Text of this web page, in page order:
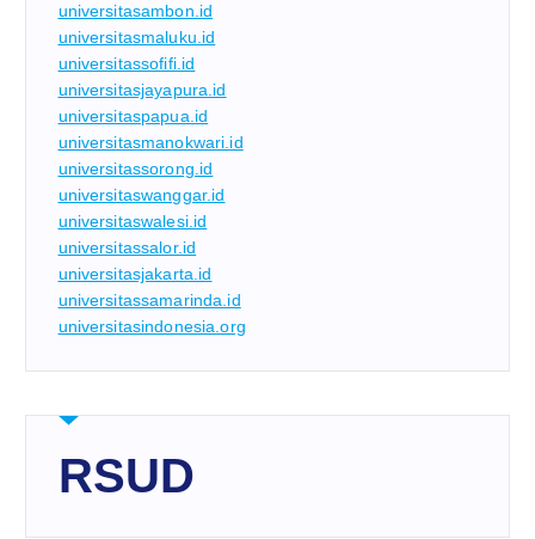
universitasambon.id
universitasmaluku.id
universitassofifi.id
universitasjayapura.id
universitaspapua.id
universitasmanokwari.id
universitassorong.id
universitaswanggar.id
universitaswalesi.id
universitassalor.id
universitasjakarta.id
universitassamarinda.id
universitasindonesia.org
RSUD